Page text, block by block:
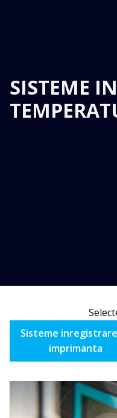
SISTEME
Sisteme
imprimanta